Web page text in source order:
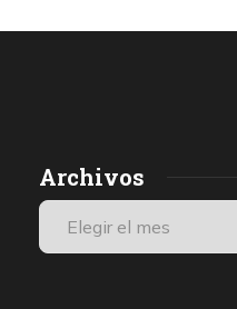
Archivos